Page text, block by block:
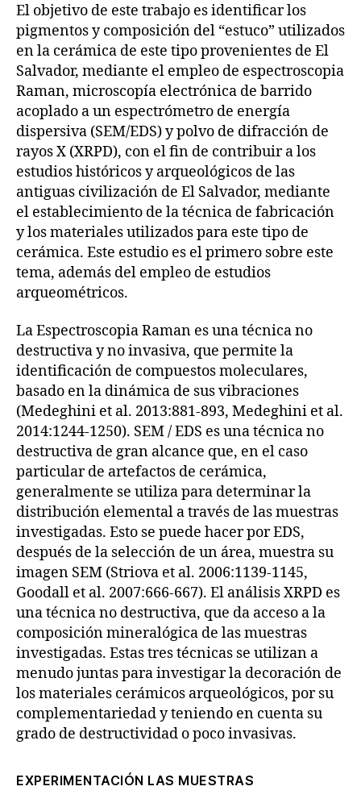
El objetivo de este trabajo es identificar los
pigmentos y composición del “estuco” utilizados
en la cerámica de este tipo provenientes de El
Salvador, mediante el empleo de espectroscopia
Raman, microscopía electrónica de barrido
acoplado a un espectrómetro de energía
dispersiva (SEM/EDS) y polvo de difracción de
rayos X (XRPD), con el fin de contribuir a los
estudios históricos y arqueológicos de las
antiguas civilización de El Salvador, mediante
el establecimiento de la técnica de fabricación
y los materiales utilizados para este tipo de
cerámica. Este estudio es el primero sobre este
tema, además del empleo de estudios
arqueométricos.
La Espectroscopia Raman es una técnica no
destructiva y no invasiva, que permite la
identificación de compuestos moleculares,
basado en la dinámica de sus vibraciones
(Medeghini et al. 2013:881-893, Medeghini et al.
2014:1244-1250). SEM / EDS es una técnica no
destructiva de gran alcance que, en el caso
particular de artefactos de cerámica,
generalmente se utiliza para determinar la
distribución elemental a través de las muestras
investigadas. Esto se puede hacer por EDS,
después de la selección de un área, muestra su
imagen SEM (Striova et al. 2006:1139-1145,
Goodall et al. 2007:666-667). El análisis XRPD es
una técnica no destructiva, que da acceso a la
composición mineralógica de las muestras
investigadas. Estas tres técnicas se utilizan a
menudo juntas para investigar la decoración de
los materiales cerámicos arqueológicos, por su
complementariedad y teniendo en cuenta su
grado de destructividad o poco invasivas.
EXPERIMENTACIÓN LAS MUESTRAS